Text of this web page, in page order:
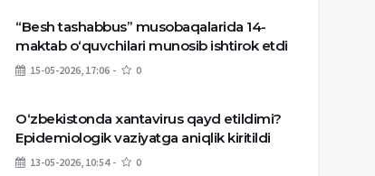
“Besh tashabbus” musobaqalarida 14-
maktab o‘quvchilari munosib ishtirok etdi
15-05-2026, 17:06 0
O‘zbekistonda xantavirus qayd etildimi?
Epidemiologik vaziyatga aniqlik kiritildi
13-05-2026, 10:54 0